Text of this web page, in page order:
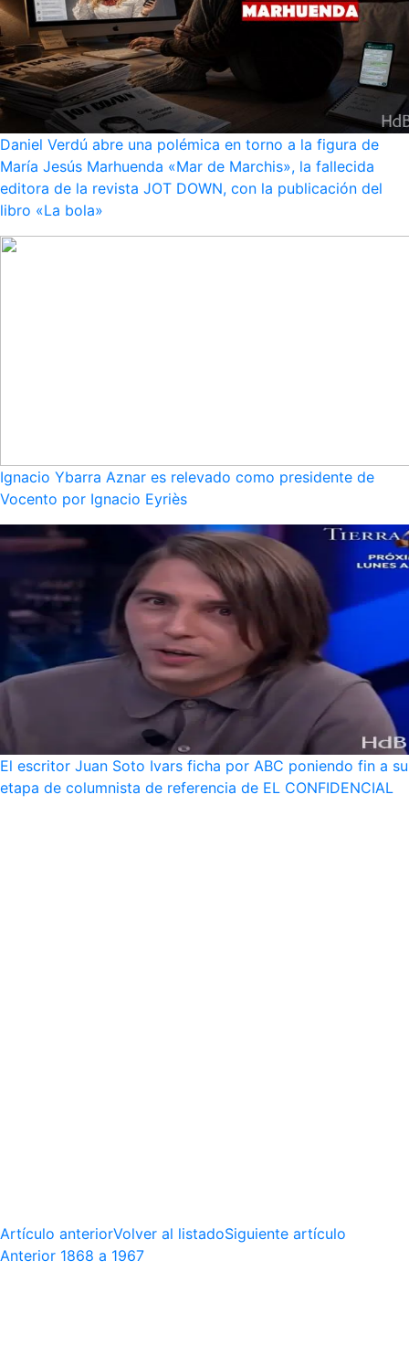
Daniel Verdú abre una polémica en torno a la figura de
María Jesús Marhuenda «Mar de Marchis», la fallecida
editora de la revista JOT DOWN, con la publicación del
libro «La bola»
Ignacio Ybarra Aznar es relevado como presidente de
Vocento por Ignacio Eyriès
El escritor Juan Soto Ivars ficha por ABC poniendo fin a su
etapa de columnista de referencia de EL CONFIDENCIAL
Artículo anteriorVolver al listadoSiguiente artículo
Anterior 1868 a 1967